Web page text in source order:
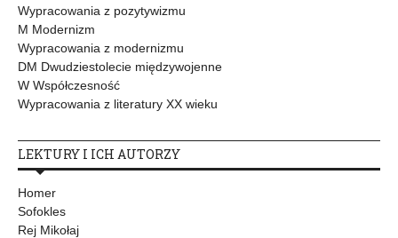
Wypracowania z pozytywizmu
M Modernizm
Wypracowania z modernizmu
DM Dwudziestolecie międzywojenne
W Współczesność
Wypracowania z literatury XX wieku
LEKTURY I ICH AUTORZY
Homer
Sofokles
Rej Mikołaj